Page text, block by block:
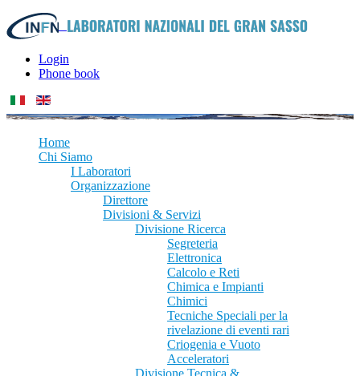
Login
Phone book
Home
Chi Siamo
I Laboratori
Organizzazione
Direttore
Divisioni & Servizi
Divisione Ricerca
Segreteria
Elettronica
Calcolo e Reti
Chimica e Impianti
Chimici
Tecniche Speciali per la
rivelazione di eventi rari
Criogenia e Vuoto
Acceleratori
Divisione Tecnica &